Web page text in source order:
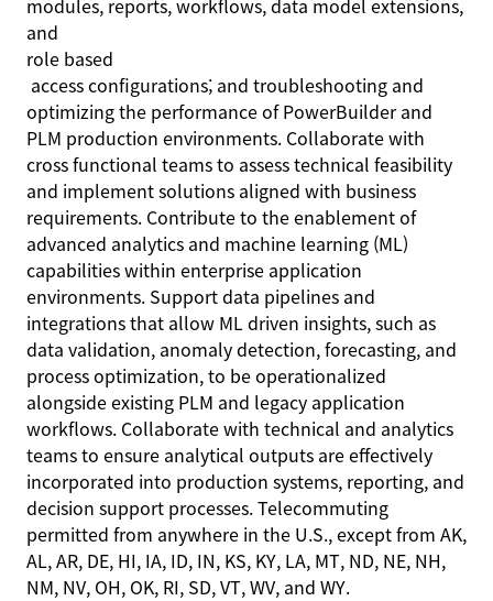
modules, reports, workflows, data model extensions,
and
role based
access configurations; and troubleshooting and
optimizing the performance of PowerBuilder and
PLM production environments. Collaborate with
cross functional teams to assess technical feasibility
and implement solutions aligned with business
requirements. Contribute to the enablement of
advanced analytics and machine learning (ML)
capabilities within enterprise application
environments. Support data pipelines and
integrations that allow ML driven insights, such as
data validation, anomaly detection, forecasting, and
process optimization, to be operationalized
alongside existing PLM and legacy application
workflows. Collaborate with technical and analytics
teams to ensure analytical outputs are effectively
incorporated into production systems, reporting, and
decision support processes. Telecommuting
permitted from anywhere in the U.S., except from AK,
AL, AR, DE, HI, IA, ID, IN, KS, KY, LA, MT, ND, NE, NH,
NM, NV, OH, OK, RI, SD, VT, WV, and WY.